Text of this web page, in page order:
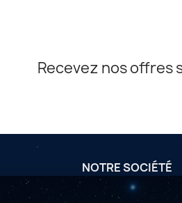
Recevez nos offres
NOTRE SOCIÉTÉ
Conditions